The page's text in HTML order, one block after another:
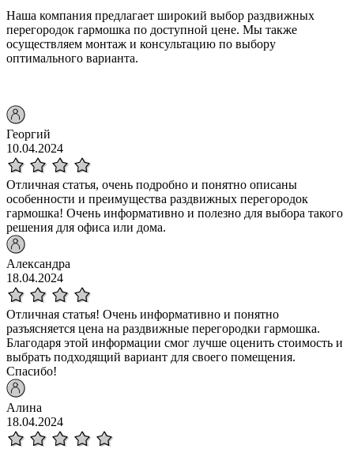
Наша компания предлагает широкий выбор раздвижных
перегородок гармошка по доступной цене. Мы также
осуществляем монтаж и консультацию по выбору
оптимального варианта.
Георгий
10.04.2024
Отличная статья, очень подробно и понятно описаны
особенности и преимущества раздвижных перегородок
гармошка! Очень информативно и полезно для выбора такого
решения для офиса или дома.
Александра
18.04.2024
Отличная статья! Очень информативно и понятно
разъясняется цена на раздвижные перегородки гармошка.
Благодаря этой информации смог лучше оценить стоимость и
выбрать подходящий вариант для своего помещения.
Спасибо!
Алина
18.04.2024